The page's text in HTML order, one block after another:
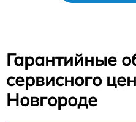
Гарантийные
сервисного
Новгороде